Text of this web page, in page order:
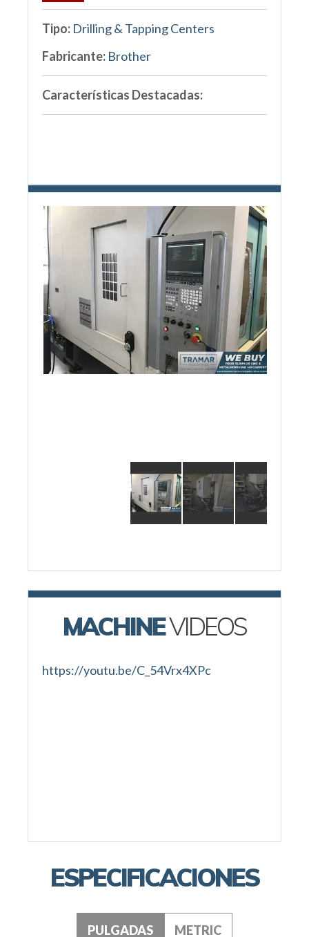
Tipo: Drilling & Tapping Centers
Fabricante: Brother
Características Destacadas:
MACHINEVIDEOS
https://youtu.be/C_54Vrx4XPc
ESPECIFICACIONES
PULGADAS METRIC